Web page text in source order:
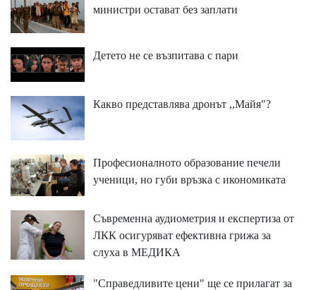
министри остават без заплати
Детето не се възпитава с пари
Какво представлява дронът ,,Майя"?
Професионалното образование печели
ученици, но губи връзка с икономиката
Съвременна аудиометрия и експертиза от
ЛКК осигуряват ефективна грижа за
слуха в МЕДИКА
"Справедливите цени" ще се прилагат за